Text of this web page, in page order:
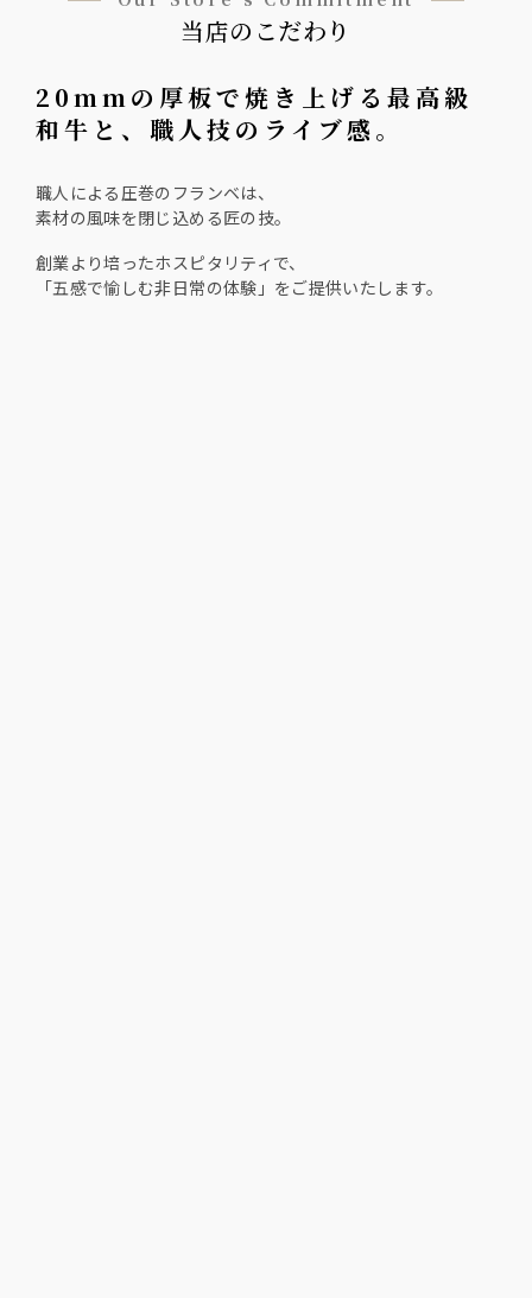
当店のこだわり
20mmの厚板で焼き上げる最高級
和牛と、職人技のライブ感。
職人による圧巻のフランベは、
素材の風味を閉じ込める匠の技。
創業より培ったホスピタリティで、
「五感で愉しむ非日常の体験」をご提供いたします。